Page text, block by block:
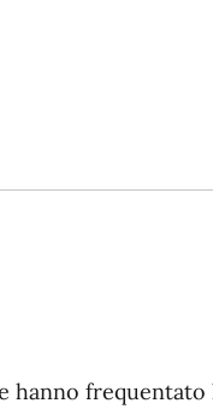
frequentato